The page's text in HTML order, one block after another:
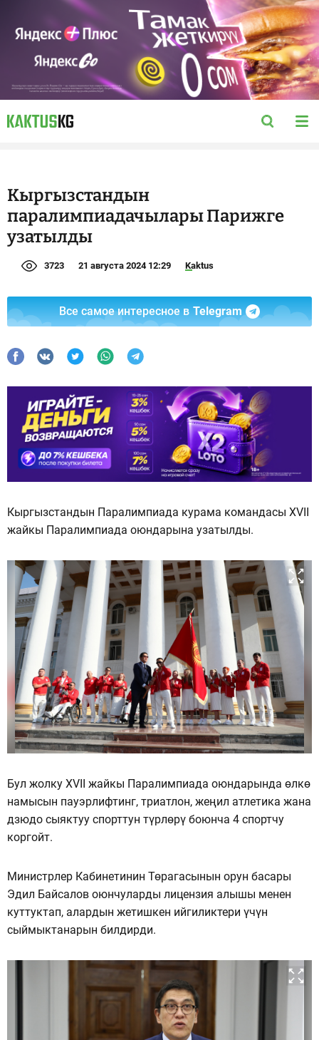
Кыргызстандын
паралимпиадачылары Парижге
узатылды
3723 21 августа 2024 12:29 Kaktus
Все самое интересное в Telegram
Кыргызстандын Паралимпиада курама командасы XVII
жайкы Паралимпиада оюндарына узатылды.
Бул жолку XVII жайкы Паралимпиада оюндарында өлкө
намысын пауэрлифтинг, триатлон, жеңил атлетика жана
дзюдо сыяктуу спорттун түрлөрү боюнча 4 спортчу
коргойт.
Министрлер Кабинетинин Төрагасынын орун басары
Эдил Байсалов оюнчуларды лицензия алышы менен
куттуктап, алардын жетишкен ийгиликтери үчүн
сыймыктанарын билдирди.